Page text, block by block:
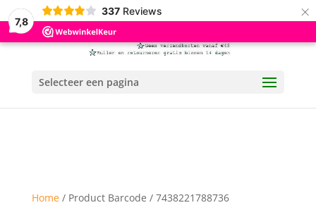
7,8
337 Reviews ×
Selecteer een pagina
Home/ Product Barcode / 7438221788736